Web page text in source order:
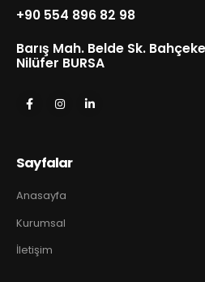
+90 554 896 82 98
Barış Mah. Belde Sk.
Nilüfer BURSA
Sayfalar
Anasayfa
Kurumsal
İletişim